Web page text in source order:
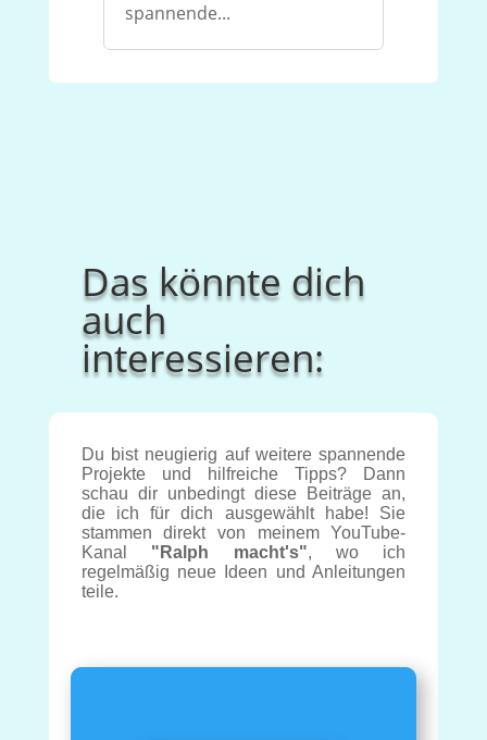
spannende...
Das könnte dich
auch
interessieren:
Du bist neugierig auf weitere spannende
Projekte und hilfreiche Tipps? Dann
schau dir unbedingt diese Beiträge an,
die ich für dich ausgewählt habe! Sie
stammen direkt von meinem YouTube-
Kanal "Ralph macht's", wo ich
regelmäßig neue Ideen und Anleitungen
teile.